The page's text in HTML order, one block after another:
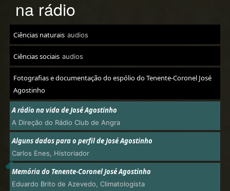
na rádio
Ciências naturais audios
Ciências sociais audios
Fotografias e documentação do espólio do Tenente-Coronel José
Agostinho
A rádio na vida de José Agostinho
A Direção do Rádio Club de Angra
Alguns dados para o perfil de José Agostinho
Carlos Enes, Historiador
Memória do Tenente-Coronel José Agostinho
Eduardo Brito de Azevedo, Climatologista